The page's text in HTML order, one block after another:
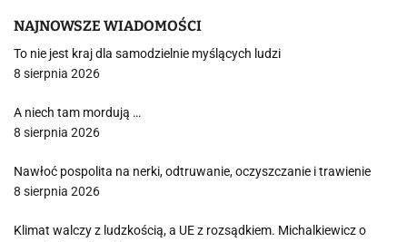
NAJNOWSZE WIADOMOŚCI
To nie jest kraj dla samodzielnie myślących ludzi
8 sierpnia 2026
A niech tam mordują …
8 sierpnia 2026
Nawłoć pospolita na nerki, odtruwanie, oczyszczanie i trawienie
8 sierpnia 2026
Klimat walczy z ludzkością, a UE z rozsądkiem. Michalkiewicz o